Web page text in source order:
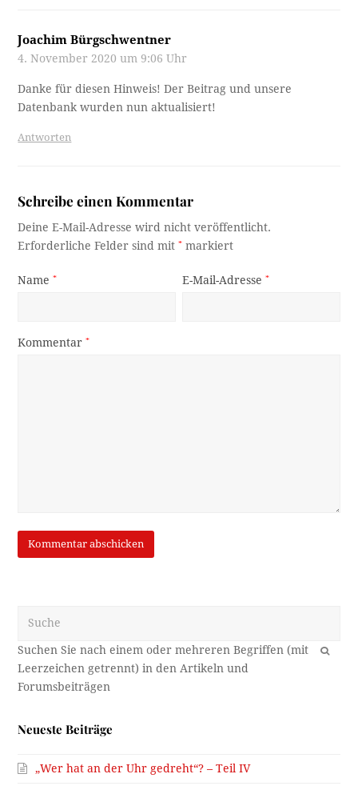
Joachim Bürgschwentner
4. November 2020 um 9:06 Uhr
Danke für diesen Hinweis! Der Beitrag und unsere
Datenbank wurden nun aktualisiert!
Antworten
Schreibe einen Kommentar
Deine E-Mail-Adresse wird nicht veröffentlicht.
Erforderliche Felder sind mit* markiert
Name* E-Mail-Adresse*
Kommentar*
OK
Neueste Beiträge
„Wer hat an der Uhr gedreht“? – Teil IV